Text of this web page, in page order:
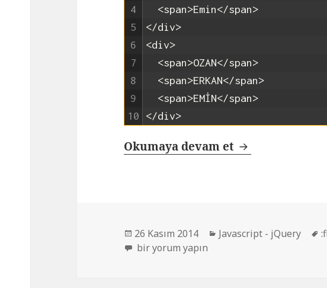
4
5
6
7
8
9
10
<span>Emin</span>
</div>
<div>
<span>OZAN</span>
<span>ERKAN</span>
<span>EMİN</span>
</div>
Okumaya devam et jQuery :first-
Yayın
tarihi
26 Kasım 2014 Kategoriler
Javascript - jQuery
jQuery :first-child nedir ? nasıl kullanılır ?
bir yorum yapın